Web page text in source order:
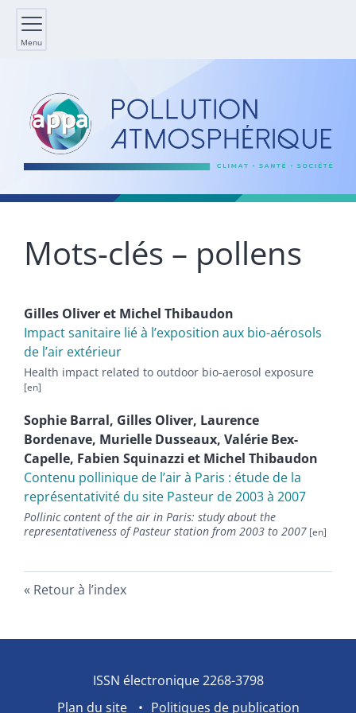
Menu
Mots-clés – pollens
Gilles Oliveret Michel Thibaudon
Impact sanitaire lié à l’exposition aux bio-aérosols
de l’air extérieur
Health impact related to outdoor bio-aerosol exposure
Sophie Barral, Gilles Oliver, Laurence
Bordenave, Murielle Dusseaux, Valérie Bex-
Capelle, Fabien Squinazzi et Michel Thibaudon
Contenu pollinique de lʼair à Paris : étude de la
représentativité du site Pasteur de 2003 à 2007
Pollinic content of the air in Paris: study about the
representativeness of Pasteur station from 2003 to 2007
Retour à l’index
ISSN électronique 2268-3798
Plan du site
Politiques de publication